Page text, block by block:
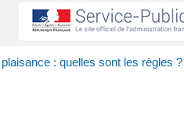
: quelles sont les règles ?